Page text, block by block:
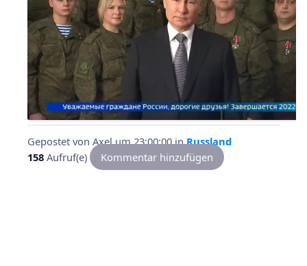
Gepostet von Axelum 23:00:00inRussland
158 Aufruf(e) Kommentar hinzufügen